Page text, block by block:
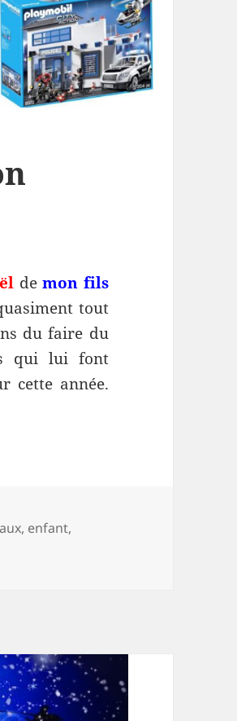
demon fils
tout
du faire du
qui lui font
cette année.
de 3 ans
, enfant,
de 3 ans